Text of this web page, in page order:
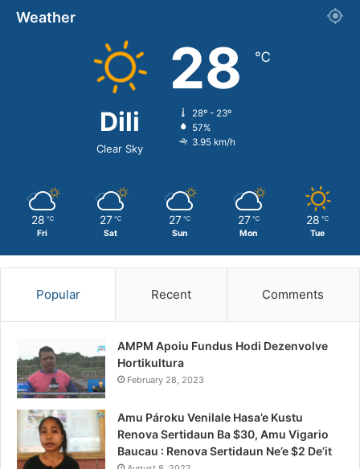
Weather
Dili
Clear Sky
28 ℃
28º - 23º
57%
3.95 km/h
28 ℃
Fri
27 ℃
Sat
27 ℃
Sun
27 ℃
Mon
28 ℃
Tue
Popular Recent Comments
AMPM Apoiu Fundus Hodi Dezenvolve
Hortikultura
February 28, 2023
Amu Pároku Venilale Hasa’e Kustu
Renova Sertidaun Ba $30, Amu Vigario
Baucau : Renova Sertidaun Ne’e $2 De’it